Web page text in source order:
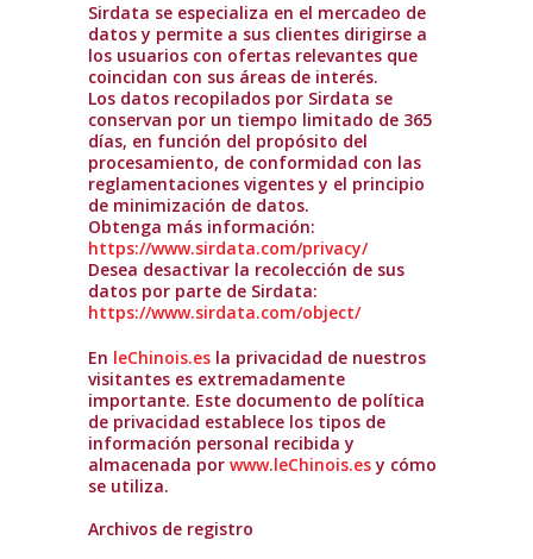
Sirdata se especializa en el mercadeo de
datos y permite a sus clientes dirigirse a
los usuarios con ofertas relevantes que
coincidan con sus áreas de interés.
Los datos recopilados por Sirdata se
conservan por un tiempo limitado de 365
días, en función del propósito del
procesamiento, de conformidad con las
reglamentaciones vigentes y el principio
de minimización de datos.
Obtenga más información:
https://www.sirdata.com/privacy/
Desea desactivar la recolección de sus
datos por parte de Sirdata:
https://www.sirdata.com/object/
En leChinois.es la privacidad de nuestros
visitantes es extremadamente
importante. Este documento de política
de privacidad establece los tipos de
información personal recibida y
almacenada por www.leChinois.esy cómo
se utiliza.
Archivos de registro